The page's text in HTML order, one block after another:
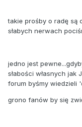
takie prośby o radę są
słabych nerwach
jedno jest
słabości własnych jak
forum byśmy wiedzieli
grono fanów by się